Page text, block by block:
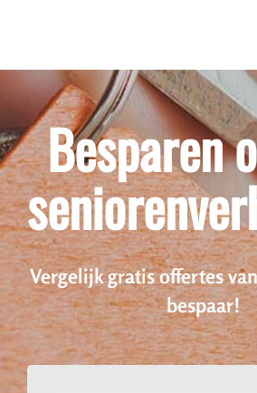
Besparen
Vergelijk gratis offertes
bespaar!